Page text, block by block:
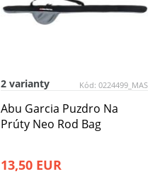
Kód: 0224499_MAS
2 varianty
Abu Garcia Puzdro Na
Prúty Neo Rod Bag
13,50 EUR